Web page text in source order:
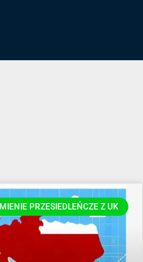
MIENIE PRZESIEDLEŃCZE Z UK